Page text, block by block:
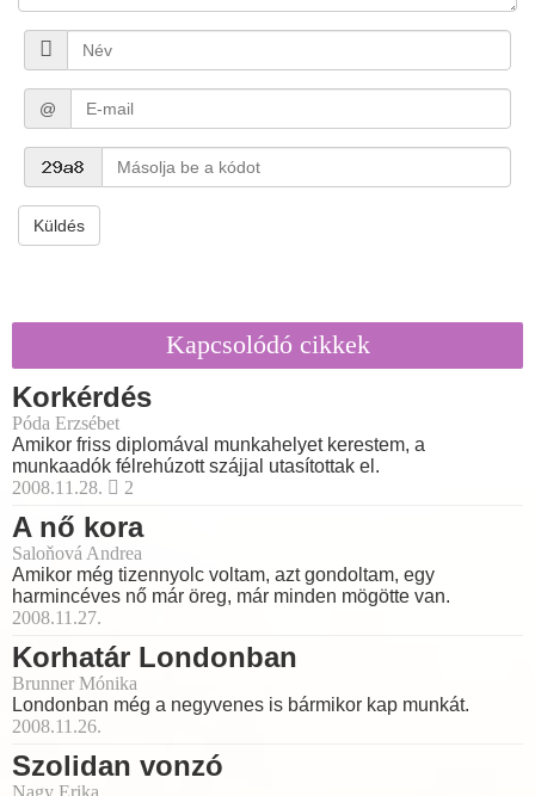
@
Küldés
Kapcsolódó cikkek
Korkérdés
Póda Erzsébet
Amikor friss diplomával munkahelyet kerestem, a
munkaadók félrehúzott szájjal utasítottak el.
2008.11.28.
2
A nő kora
Saloňová Andrea
Amikor még tizennyolc voltam, azt gondoltam, egy
harmincéves nő már öreg, már minden mögötte van.
2008.11.27.
Korhatár Londonban
Brunner Mónika
Londonban még a negyvenes is bármikor kap munkát.
2008.11.26.
Szolidan vonzó